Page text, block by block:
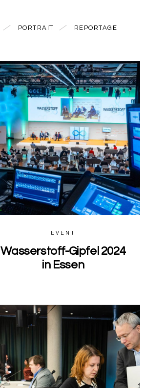
PORTRAIT REPORTAGE
0
EVENT
Wasserstoff-Gipfel 2024
in Essen
0